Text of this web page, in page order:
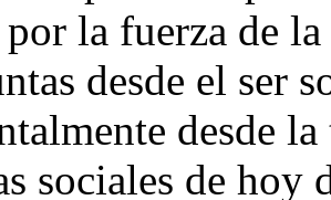
la fuerza de
desde el ser
desde
sociales de hoy